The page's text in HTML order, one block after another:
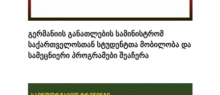
გერმანიის განათლების სამინისტრომ
საქართველოსთან სტუდენტთა მობილობა და
სამეცნიერი პროგრამები შეაჩერა